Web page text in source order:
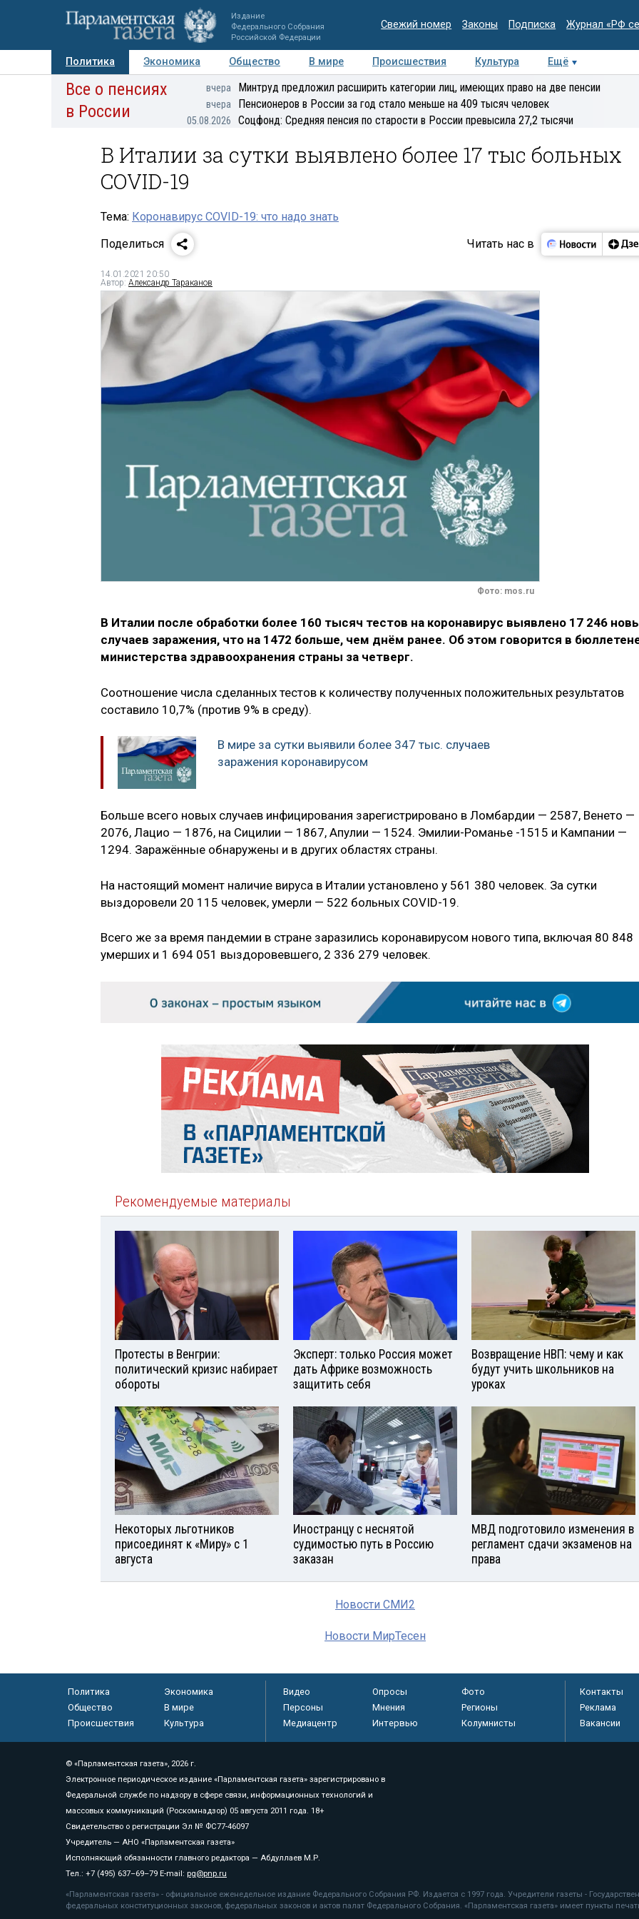
Издание
Федерального Собрания
Российской Федерации
Свежий номер Законы Подписка Журнал «РФ
Политика Экономика Общество В мире Происшествия Культура
Ещё
Авторы Персоны Мнения Регионы Медиацентр Интервью Колумнисты
Все о пенсиях
в России
вчера Минтруд предложил расширить категории лиц, имеющих право на две пенсии
вчера Пенсионеров в России за год стало меньше на 409 тысяч человек
05.08.2026 Соцфонд: Средняя пенсия по старости в России превысила 27,2 тысячи
В Италии за сутки выявлено более 17 тыс больных
COVID-19
Тема: Коронавирус COVID-19: что надо знать
Поделиться
Читать нас в
14.01.2021 20:50
Автор: Александр Тараканов
Фото: mos.ru
В Италии после обработки более 160 тысяч тестов на коронавирус выявлено 17 246
случаев заражения, что на 1472 больше, чем днём ранее. Об этом говорится в
министерства здравоохранения страны за четверг.
Соотношение числа сделанных тестов к количеству полученных положительных результатов
составило 10,7% (против 9% в среду).
В мире за сутки выявили более 347 тыс. случаев
заражения коронавирусом
Больше всего новых случаев инфицирования зарегистрировано в Ломбардии — 2587, Венето —
2076, Лацио — 1876, на Сицилии — 1867, Апулии — 1524. Эмилии-Романье -1515 и Кампании —
1294. Заражённые обнаружены и в других областях страны.
На настоящий момент наличие вируса в Италии установлено у 561 380 человек. За сутки
выздоровели 20 115 человек, умерли — 522 больных COVID-19.
Всего же за время пандемии в стране заразились коронавирусом нового типа, включая 80 848
умерших и 1 694 051 выздоровевшего, 2 336 279 человек.
Рекомендуемые материалы
Протесты в Венгрии:
политический кризис набирает
обороты
Эксперт: только Россия может
дать Африке возможность
защитить себя
Возвращение НВП: чему и как
будут учить школьников на
уроках
Некоторых льготников
присоединят к «Миру» с 1
августа
Иностранцу с неснятой
судимостью путь в Россию
заказан
МВД подготовило изменения в
регламент сдачи экзаменов на
права
Новости СМИ2
Новости МирТесен
Политика
Экономика
Общество
В мире
Происшествия
Культура
Видео Опросы
Фото
Персоны
Мнения
Регионы
Медиацентр
Интервью Колумнисты
Контакты
Реклама
Вакансии
© «Парламентская газета», 2026 г.
Электронное периодическое издание «Парламентская газета» зарегистрировано в
Федеральной службе по надзору в сфере связи, информационных технологий и
массовых коммуникаций (Роскомнадзор) 05 августа 2011 года. 18+
Свидетельство о регистрации Эл № ФС77-46097
Учредитель — АНО «Парламентская газета»
Исполняющий обязанности главного редактора — Абдуллаев М.Р.
Тел.: +7 (495) 637–69–79 E-mail: pg@pnp.ru
«Парламентская газета» - официальное еженедельное издание Федерального Собрания РФ. Издается с 1997 года. Учредители газеты -
федеральных конституционных законов, федеральных законов и актов палат Федерального Собрания. «Парламентская газета» имеет пункты